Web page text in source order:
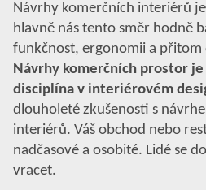
Návrhy komerčních interiérů je
hlavně nás tento směr hodně
funkčnost, ergonomii a přitom
Návrhy komerčních prostor
disciplína v interiérovém
dlouholeté zkušenosti s
interiérů. Váš obchod nebo
nadčasové a osobité. Lidé se
vracet.